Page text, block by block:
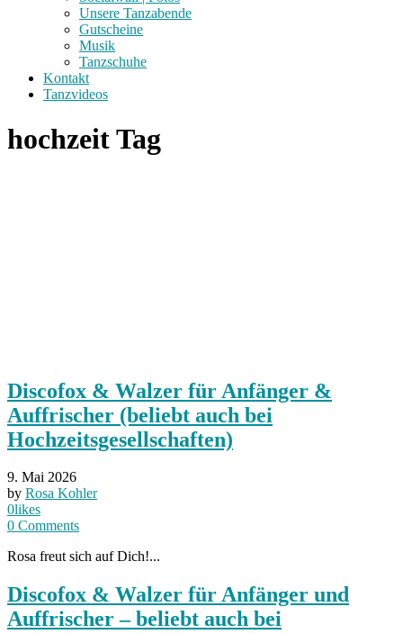
Unsere Tanzabende
Gutscheine
Musik
Tanzschuhe
Kontakt
Tanzvideos
hochzeit Tag
Discofox & Walzer für Anfänger &
Auffrischer (beliebt auch bei
Hochzeitsgesellschaften)
9. Mai 2026
by Rosa Kohler
0likes
0 Comments
Rosa freut sich auf Dich!...
Discofox & Walzer für Anfänger und
Auffrischer – beliebt auch bei